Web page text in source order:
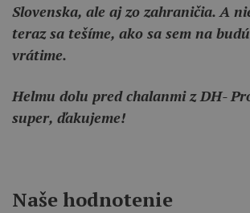
Slovenska, ale aj zo zahraničia. A
teraz sa tešíme, ako sa sem na
vrátime.
Helmu dolu pred chalanmi z DH-
super, ďakujeme!
Naše hodnotenie